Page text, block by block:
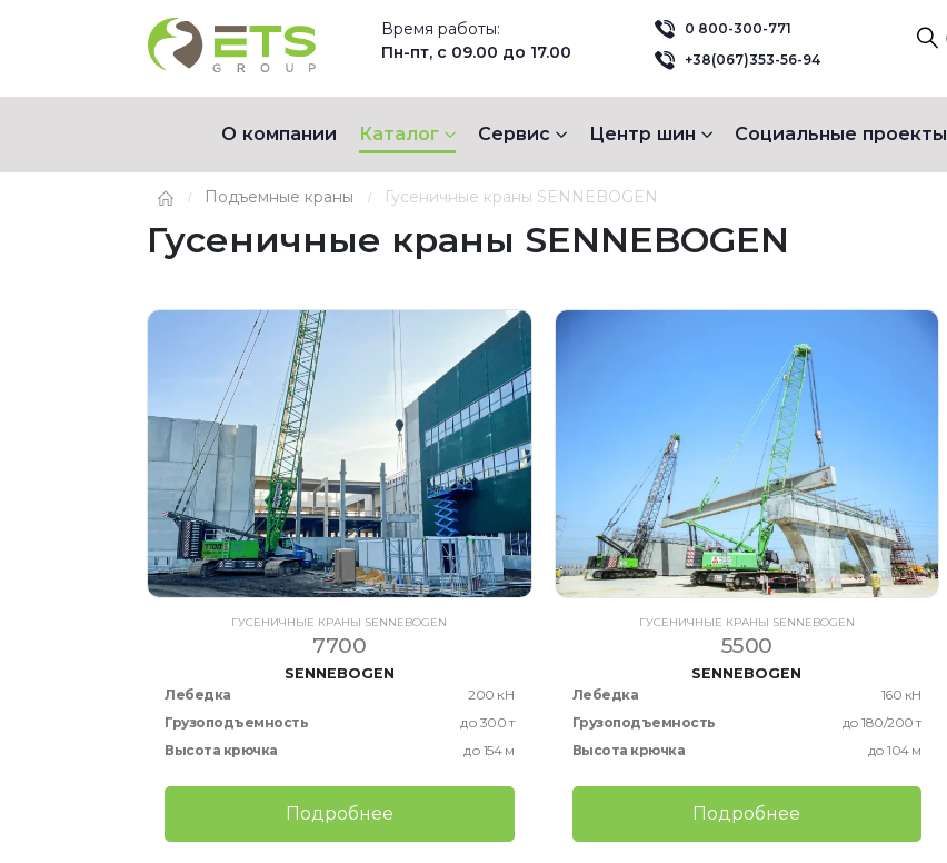
Время работы:
Пн-пт, с 09.00 до 17.00
0 800-300-771
+38(067)353-56-94
О компании Каталог Сервис Центр шин Социальные проекты
Подъемные краны Гусеничные краны SENNEBOGEN
Гусеничные краны SENNEBOGEN
ГУСЕНИЧНЫЕ КРАНЫ SENNEBOGEN
7700
SENNEBOGEN
Лебедка
200 кН
Грузоподъемность
до 300 т
Высота крючка
до 154 м
Подробнее
ГУСЕНИЧНЫЕ КРАНЫ SENNEBOGEN
5500
SENNEBOGEN
Лебедка
160 кН
Грузоподъемность
до 180/200 т
Высота крючка
до 104 м
Подробнее